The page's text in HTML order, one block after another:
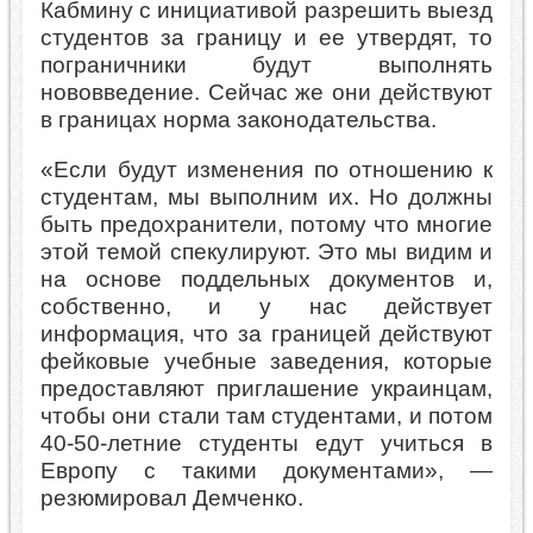
Кабмину с инициативой разрешить выезд
студентов за границу и ее утвердят, то
пограничники будут выполнять
нововведение. Сейчас же они действуют
в границах норма законодательства.
«Если будут изменения по отношению к
студентам, мы выполним их. Но должны
быть предохранители, потому что многие
этой темой спекулируют. Это мы видим и
на основе поддельных документов и,
собственно, и у нас действует
информация, что за границей действуют
фейковые учебные заведения, которые
предоставляют приглашение украинцам,
чтобы они стали там студентами, и потом
40-50-летние студенты едут учиться в
Европу с такими документами», —
резюмировал Демченко.